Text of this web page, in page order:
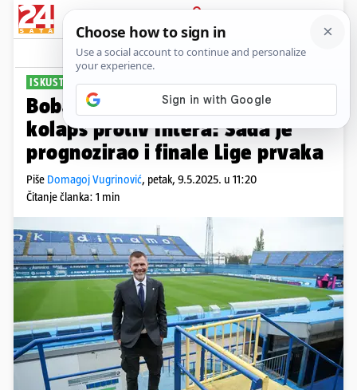
PRIJAVA
Sport Komentari
ISKUSTVO I ZNANJE
Boban točno predvidio Barcin
kolaps protiv Intera: Sada je
prognozirao i finale Lige prvaka
Piše Domagoj Vugrinović, petak, 9.5.2025. u 11:20
Čitanje članka: 1 min